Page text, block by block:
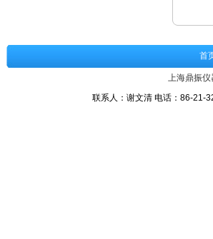
首
上海鼎振仪
联系人：谢文清 电话：86-21-